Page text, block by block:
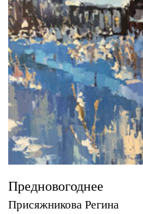
Предновогоднее
Присяжникова Регина